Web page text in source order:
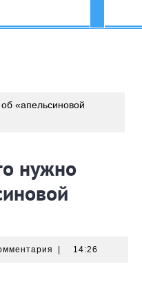
«апельсиновой
нужно
14:26